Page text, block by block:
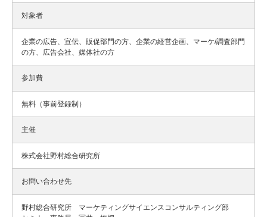
対象者
企業の広告、宣伝、販促部門の方、企業の経営企画、マーケ/調査部門
の方、広告会社、媒体社の方
参加費
無料（事前登録制）
主催
株式会社野村総合研究所
お問い合わせ先
野村総合研究所 マーケティングサイエンスコンサルティング部